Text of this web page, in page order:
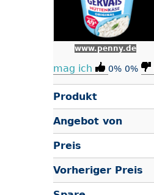
www.penny.de
mag ich 0% 0%
Produkt
Angebot von
Preis
Vorheriger Preis